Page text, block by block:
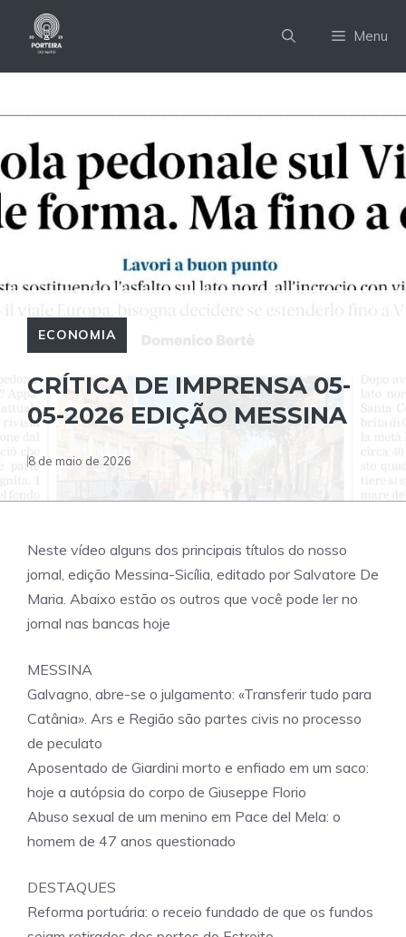
Menu
ECONOMIA
CRÍTICA DE IMPRENSA 05-
05-2026 EDIÇÃO MESSINA
8 de maio de 2026
Neste vídeo alguns dos principais títulos do nosso
jornal, edição Messina-Sicília, editado por Salvatore De
Maria. Abaixo estão os outros que você pode ler no
jornal nas bancas hoje
MESSINA
Galvagno, abre-se o julgamento: «Transferir tudo para
Catânia». Ars e Região são partes civis no processo
de peculato
Aposentado de Giardini morto e enfiado em um saco:
hoje a autópsia do corpo de Giuseppe Florio
Abuso sexual de um menino em Pace del Mela: o
homem de 47 anos questionado
DESTAQUES
Reforma portuária: o receio fundado de que os fundos